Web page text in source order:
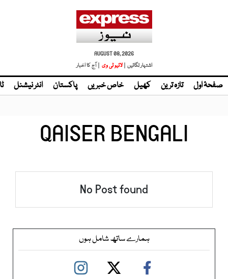
AUGUST 08, 2026
اشتہار لگائیں | لائیو ٹی وی | آج کا اخبار
صفحۂ اول تازہ ترین کھیل خاص خبریں پاکستان انٹر نیشنل
QAISER BENGALI
No Post found
ہمارے ساتھ شامل ہوں